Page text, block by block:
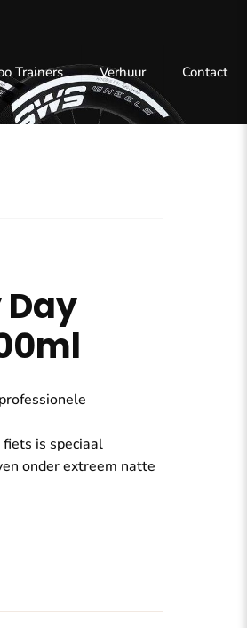
Trainers Verhuur Contact
is speciaal
onder extreem natte